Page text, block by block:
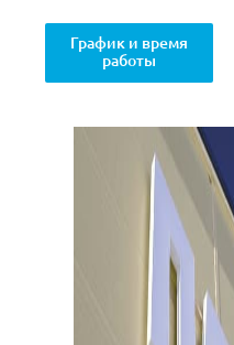
График и время
работы